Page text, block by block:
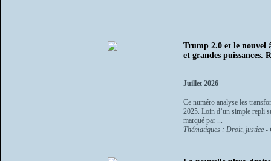
Trump 2.0 et le nouvel
et grandes puissances.
Juillet 2026
Ce numéro analyse les
2025. Loin d’un simple repli
marqué par ...
Thématiques : Droit, justice -